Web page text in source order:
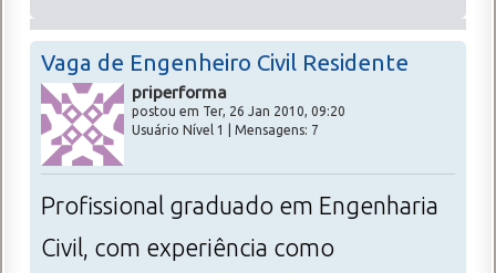
Vaga de Engenheiro Civil Residente
priperforma
postou em Ter, 26 Jan 2010, 09:20
Usuário Nível 1 | Mensagens: 7
Profissional graduado em Engenharia
Civil, com experiência como